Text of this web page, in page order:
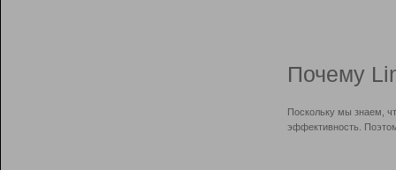
Почему
Поскольку мы знаем,
эффективность.